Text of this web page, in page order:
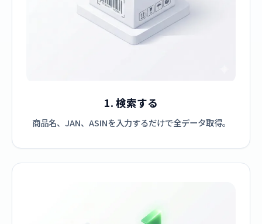
1. 検索する
商品名、JAN、ASINを入力するだけで全データ取得。